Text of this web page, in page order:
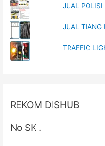
JUAL POLISI
JUAL TIANG
TRAFFIC
REKOM DISHUB
No SK .